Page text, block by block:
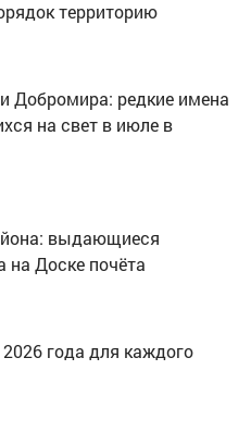
территорию
Добромира: редкие имена
на свет в июле в
выдающиеся
Доске почёта
года для каждого